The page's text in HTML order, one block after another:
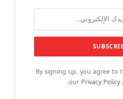
By signing up, you agree to
our Privacy Policy